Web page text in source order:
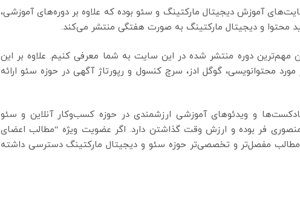
آموزش دیجیتال مارکتینگ و سئو بوده که علاوه بر دوره‌های آموزشی،
محتوا و دیجیتال مارکتینگ به صورت هفتگی منتشر می‌کند.
مهم‌ترین دوره منتشر شده در این سایت به شما معرفی کنیم. علاوه بر این
محتوانویسی، گوگل ادز، سرچ کنسول و رپورتاژ آگهی در حوزه سئو ارائه
و ویدئوهای آموزشی ارزشمندی در حوزه کسب‌وکار آنلاین و سئو
فر بوده و ارزش وقت گذاشتن دارد. اگر عضویت ویژه “مطالب اعضای
مطالب مفصل‌تر و تخصصی‌تر حوزه سئو و دیجیتال مارکتینگ دسترسی داشته